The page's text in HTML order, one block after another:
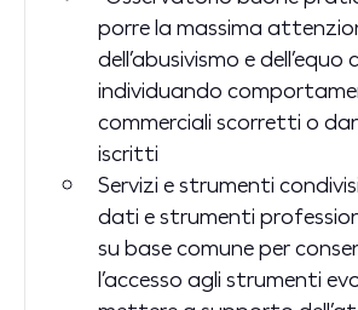
porre la massima
dell’abusivismo e dell’equo
individuando
commerciali scorretti o
iscritti
Servizi e strumenti
dati e strumenti
su base comune per
l’accesso agli strumenti